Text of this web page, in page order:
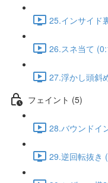
25.インサイド
26.スネ当て
27.浮かし頭斜
フェイント (5)
28.バウンドイ
29.逆回転抜き